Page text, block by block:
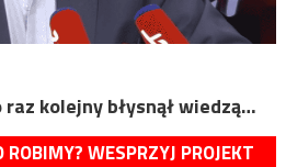
kolejny błysnął wiedzą…
ROBIMY? WESPRZYJ PROJEKT